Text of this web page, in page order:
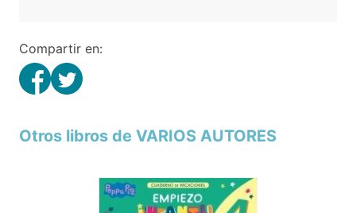
Compartir en:
Otros libros de VARIOS AUTORES